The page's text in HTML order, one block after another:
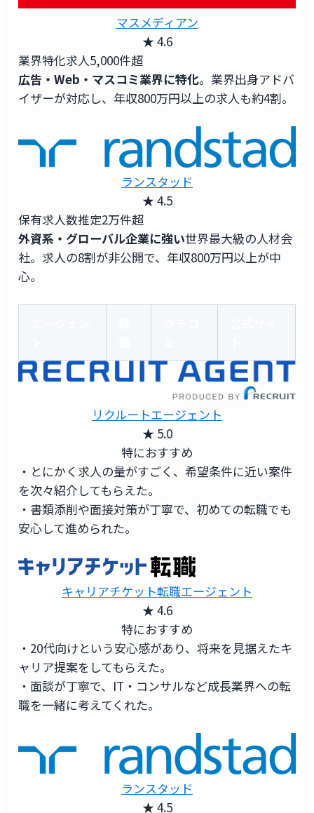
マスメディアン
★ 4.6
業界特化求人5,000件超
広告・Web・マスコミ業界に特化。業界出身アドバ
イザーが対応し、年収800万円以上の求人も約4割。
ランスタッド
★ 4.5
保有求人数推定2万件超
外資系・グローバル企業に強い世界最大級の人材会
社。求人の8割が非公開で、年収800万円以上が中
心。
リクルートエージェント
★ 5.0
特におすすめ
・とにかく求人の量がすごく、希望条件に近い案件
を次々紹介してもらえた。
・書類添削や面接対策が丁寧で、初めての転職でも
安心して進められた。
キャリアチケット転職エージェント
★ 4.6
特におすすめ
・20代向けという安心感があり、将来を見据えたキ
ャリア提案をしてもらえた。
・面談が丁寧で、IT・コンサルなど成長業界への転
職を一緒に考えてくれた。
ランスタッド
★ 4.5